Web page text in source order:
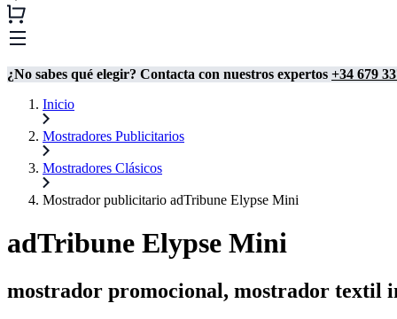
¿No sabes qué elegir? Contacta con nuestros expertos +34 679
Inicio
Mostradores Publicitarios
Mostradores Clásicos
Mostrador publicitario adTribune Elypse Mini
adTribune Elypse Mini
mostrador promocional, mostrador textil